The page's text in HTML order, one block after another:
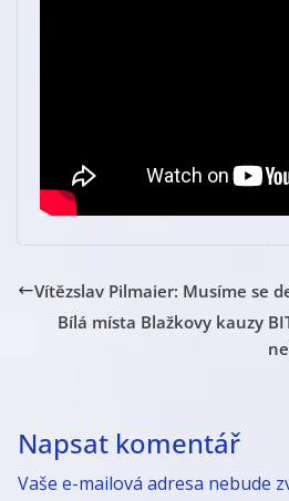
Vítězslav Pilmaier: Musíme se
Bílá místa Blažkovy kauzy
Napsat komentář
Vaše e-mailová adresa nebude